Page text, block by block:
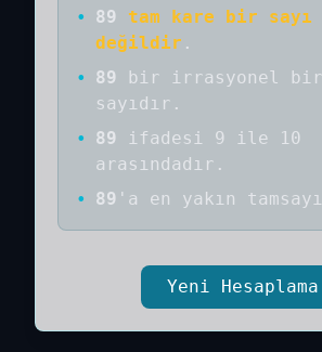
• 89
tam kare bir sayı
değildir .
•
89 bir
irrasyonel bir
sayıdır .
•
89
ifadesi 9 ile 10
arasındadır.
•
89 'a en yakın tamsayı
Yeni Hesaplama